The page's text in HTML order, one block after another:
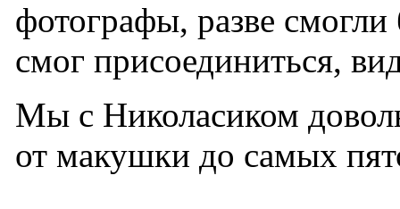
фотографы, разве
смог присоединиться,
Мы с Николасиком
от макушки до самых